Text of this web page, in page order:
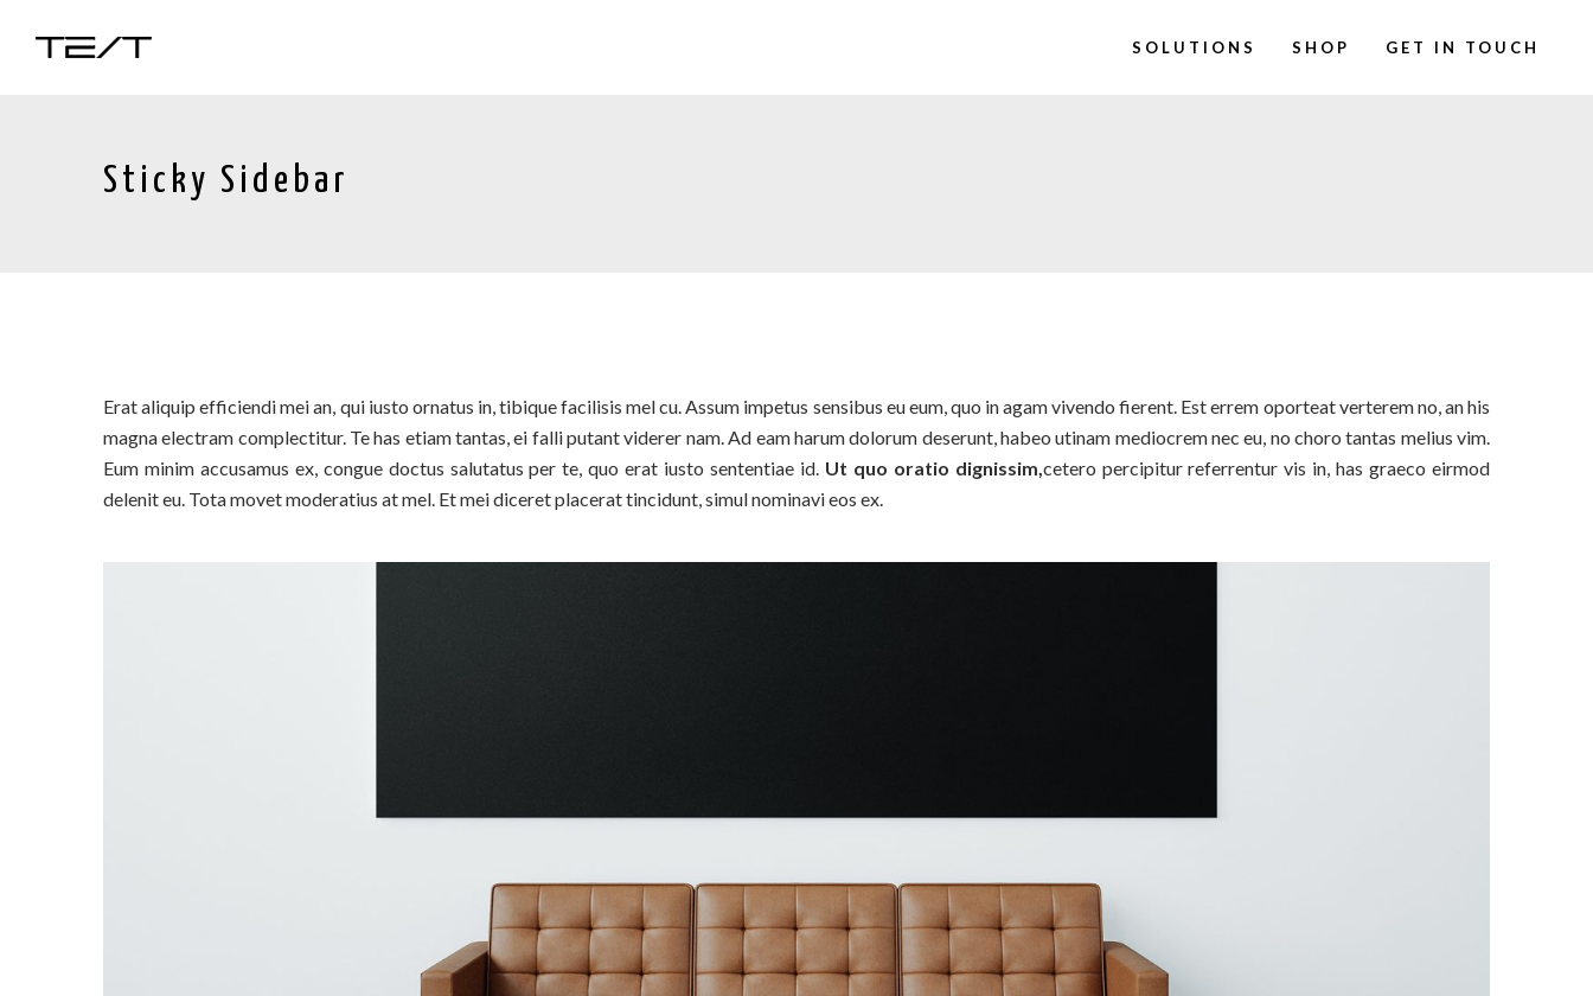
SOLUTIONS SHOP GET IN TOUCH
Sticky Sidebar
Erat aliquip efficiendi mei an, qui iusto ornatus in, tibique facilisis mel cu. Assum impetus sensibus eu eum, quo in agam vivendo fierent. Est errem oporteat verterem no, an his
magna electram complectitur. Te has etiam tantas, ei falli putant viderer nam. Ad eam harum dolorum deserunt, habeo utinam mediocrem nec eu, no choro tantas melius vim.
Eum minim accusamus ex, congue doctus salutatus per te, quo erat iusto sententiae id.Ut quo oratio dignissim,cetero percipitur referrentur vis in, has graeco eirmod
delenit eu. Tota movet moderatius at mel. Et mei diceret placerat tincidunt, simul nominavi eos ex.